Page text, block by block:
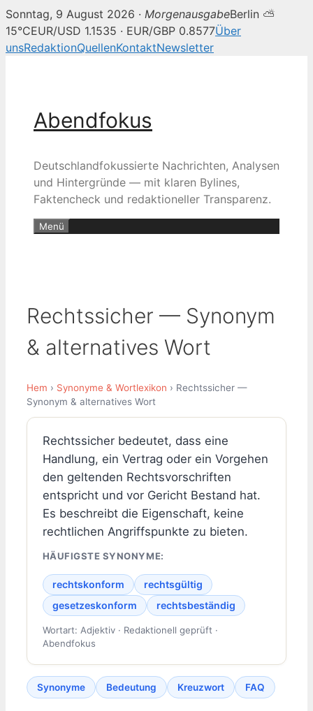
Sonntag, 9 August 2026 · MorgenausgabeBerlin ⛅
15°CEUR/USD 1.1535 · EUR/GBP 0.8577Über
unsRedaktionQuellenKontaktNewsletter
Abendfokus
Deutschlandfokussierte Nachrichten, Analysen
und Hintergründe — mit klaren Bylines,
Faktencheck und redaktioneller Transparenz.
Menü
Rechtssicher — Synonym
& alternatives Wort
Hem › Synonyme & Wortlexikon › Rechtssicher —
Synonym & alternatives Wort
Rechtssicher bedeutet, dass eine
Handlung, ein Vertrag oder ein Vorgehen
den geltenden Rechtsvorschriften
entspricht und vor Gericht Bestand hat.
Es beschreibt die Eigenschaft, keine
rechtlichen Angriffspunkte zu bieten.
HÄUFIGSTE SYNONYME:
rechtskonform
rechtsgültig
gesetzeskonform
rechtsbeständig
Wortart: Adjektiv · Redaktionell geprüft ·
Abendfokus
Synonyme Bedeutung Kreuzwort FAQ